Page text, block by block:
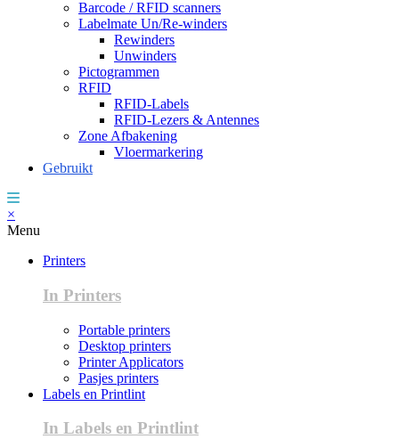
Barcode / RFID scanners
Labelmate Un/Re-winders
Rewinders
Unwinders
Pictogrammen
RFID
RFID-Labels
RFID-Lezers & Antennes
Zone Afbakening
Vloermarkering
Gebruikt
×
Menu
Printers
In Printers
Portable printers
Desktop printers
Printer Applicators
Pasjes printers
Labels en Printlint
In Labels en Printlint